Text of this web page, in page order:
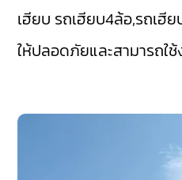
เฮียบ รถเฮียบ4ล้อ,รถเฮี
ให้ปลอดภัยและสามารถใ